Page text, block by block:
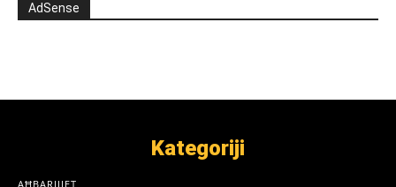
AdSense
Kategoriji
AĦBARIJIET